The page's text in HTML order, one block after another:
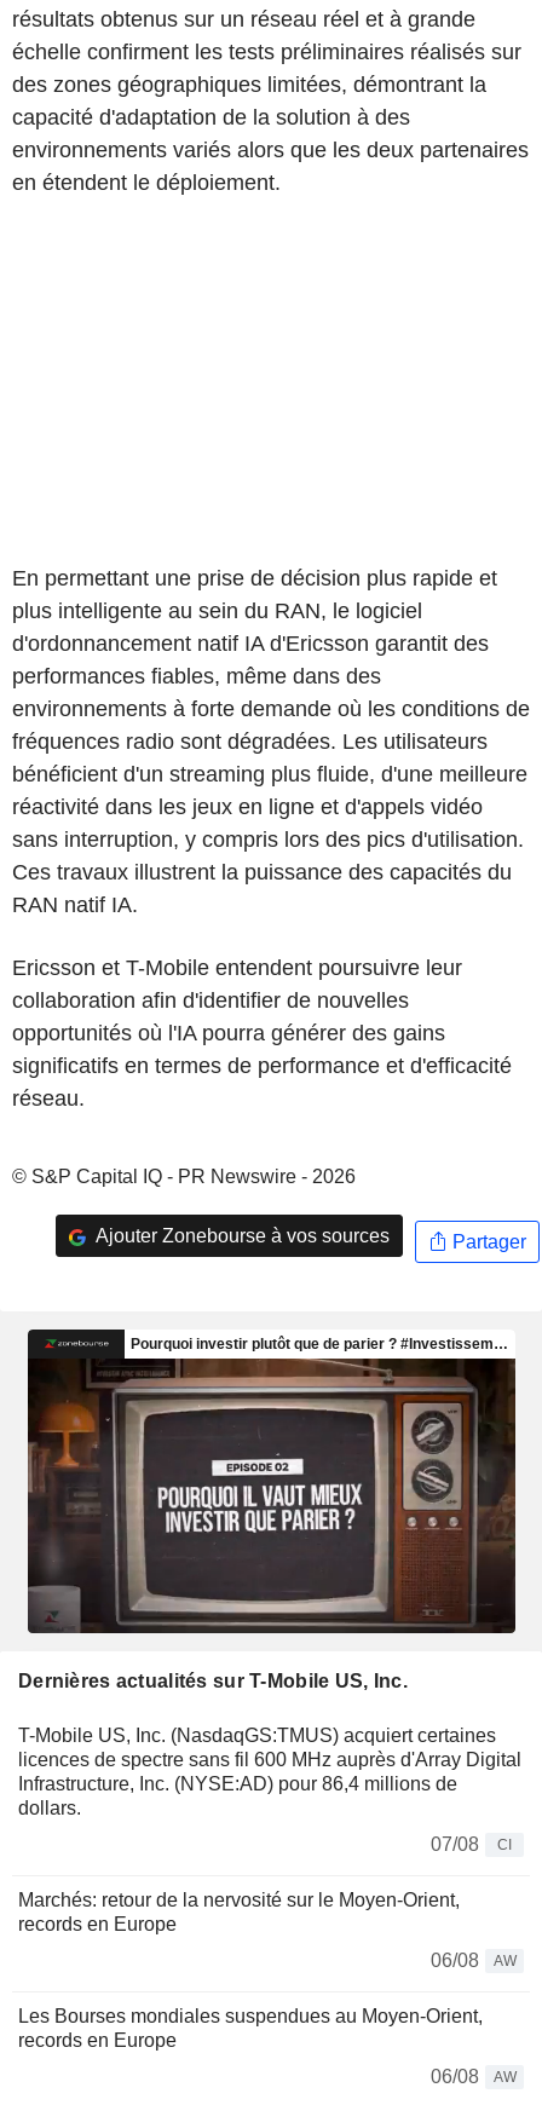
résultats obtenus sur un réseau réel et à grande
échelle confirment les tests préliminaires réalisés sur
des zones géographiques limitées, démontrant la
capacité d'adaptation de la solution à des
environnements variés alors que les deux partenaires
en étendent le déploiement.
En permettant une prise de décision plus rapide et
plus intelligente au sein du RAN, le logiciel
d'ordonnancement natif IA d'Ericsson garantit des
performances fiables, même dans des
environnements à forte demande où les conditions de
fréquences radio sont dégradées. Les utilisateurs
bénéficient d'un streaming plus fluide, d'une meilleure
réactivité dans les jeux en ligne et d'appels vidéo
sans interruption, y compris lors des pics d'utilisation.
Ces travaux illustrent la puissance des capacités du
RAN natif IA.
Ericsson et T-Mobile entendent poursuivre leur
collaboration afin d'identifier de nouvelles
opportunités où l'IA pourra générer des gains
significatifs en termes de performance et d'efficacité
réseau.
© S&P Capital IQ - PR Newswire - 2026
Ajouter Zonebourse à vos sources Partager
Dernières actualités sur T-Mobile US, Inc.
T-Mobile US, Inc. (NasdaqGS:TMUS) acquiert certaines
licences de spectre sans fil 600 MHz auprès d'Array Digital
Infrastructure, Inc. (NYSE:AD) pour 86,4 millions de
dollars.
07/08
CI
Marchés: retour de la nervosité sur le Moyen-Orient,
records en Europe
06/08
AW
Les Bourses mondiales suspendues au Moyen-Orient,
records en Europe
06/08
AW